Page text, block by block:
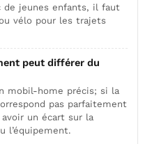
de jeunes enfants, il faut
vélo pour les trajets
peut différer du
mobil-home précis; si la
pas parfaitement
un écart sur la
l’équipement.